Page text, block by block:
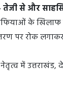
तेजी से और
के
पर रोक
में उत्तराखंड,